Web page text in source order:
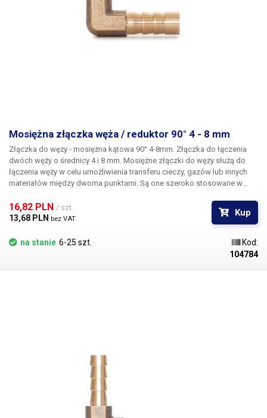
Mosiężna złączka węża / reduktor 90° 4 - 8 mm
Złączka do węży - mosiężna kątowa 90° 4-8mm. Złączka do łączenia
dwóch węży o średnicy 4 i 8 mm. Mosiężne złączki do węży służą do
łączenia węży w celu umożliwienia transferu cieczy, gazów lub innych
materiałów między dwoma punktami. Są one szeroko stosowane w
rolnictwo i hydraulika. Głównymi zaletami złączy mosiężnych są ich
odporność na korozję, wysoka wytrzymałość i długa żywotność.
niezawodność i odporność na zużycie. Złączki kielichowe są
16,82 PLN / szt.
13,68 PLN bez VAT
Kup
na stanie 6-25 szt.
Kod:
104784